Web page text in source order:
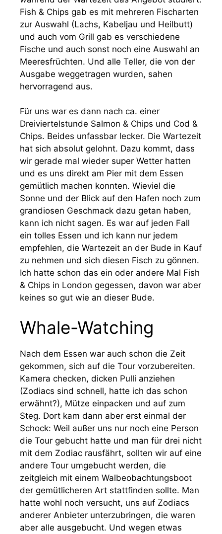
Fish & Chips gab es mit mehreren Fischarten
zur Auswahl (Lachs, Kabeljau und Heilbutt)
und auch vom Grill gab es verschiedene
Fische und auch sonst noch eine Auswahl an
Meeresfrüchten. Und alle Teller, die von der
Ausgabe weggetragen wurden, sahen
hervorragend aus.
Für uns war es dann nach ca. einer
Dreiviertelstunde Salmon & Chips und Cod &
Chips. Beides unfassbar lecker. Die Wartezeit
hat sich absolut gelohnt. Dazu kommt, dass
wir gerade mal wieder super Wetter hatten
und es uns direkt am Pier mit dem Essen
gemütlich machen konnten. Wieviel die
Sonne und der Blick auf den Hafen noch zum
grandiosen Geschmack dazu getan haben,
kann ich nicht sagen. Es war auf jeden Fall
ein tolles Essen und ich kann nur jedem
empfehlen, die Wartezeit an der Bude in Kauf
zu nehmen und sich diesen Fisch zu gönnen.
Ich hatte schon das ein oder andere Mal Fish
& Chips in London gegessen, davon war aber
keines so gut wie an dieser Bude.
Whale-Watching
Nach dem Essen war auch schon die Zeit
gekommen, sich auf die Tour vorzubereiten.
Kamera checken, dicken Pulli anziehen
(Zodiacs sind schnell, hatte ich das schon
erwähnt?), Mütze einpacken und auf zum
Steg. Dort kam dann aber erst einmal der
Schock: Weil außer uns nur noch eine Person
die Tour gebucht hatte und man für drei nicht
mit dem Zodiac rausfährt, sollten wir auf eine
andere Tour umgebucht werden, die
zeitgleich mit einem Walbeobachtungsboot
der gemütlicheren Art stattfinden sollte. Man
hatte wohl noch versucht, uns auf Zodiacs
anderer Anbieter unterzubringen, die waren
aber alle ausgebucht. Und wegen etwas